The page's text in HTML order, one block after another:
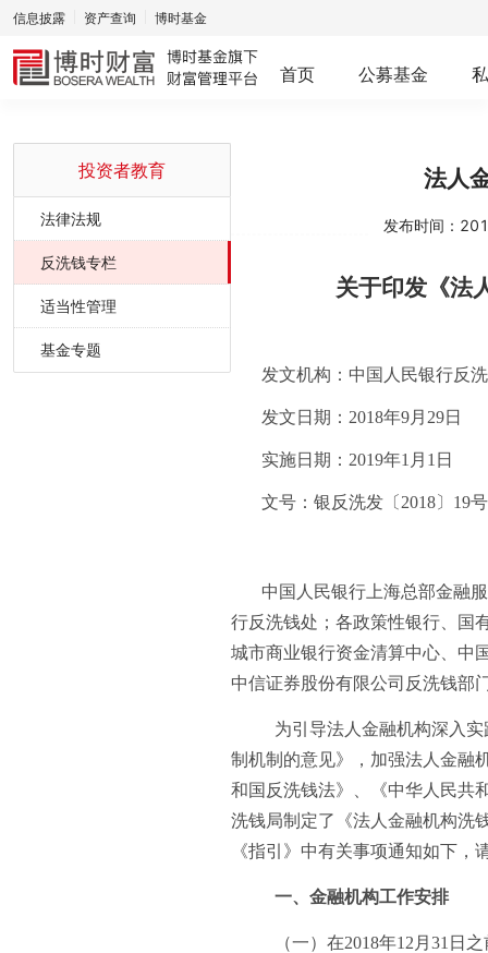
信息披露 资产查询 博时基金
首页 公募基金
投资者教育
法律法规
反洗钱专栏
适当性管理
基金专题
法人
发布时间：
关于印发《法
发文机构：中国人民银行反
发文日期：2018年9月29日
实施日期：2019年1月1日
文号：银反洗发〔2018〕19号
中国人民银行上海总部金融
行反洗钱处；各政策性银行、国
城市商业银行资金清算中心、中
中信证券股份有限公司反洗钱部
为引导法人金融机构深入
制机制的意见》，加强法人金融
和国反洗钱法》、《中华人民共
洗钱局制定了《法人金融机构洗
《指引》中有关事项通知如下，
一、金融机构工作安排
（一）在2018年12月31日